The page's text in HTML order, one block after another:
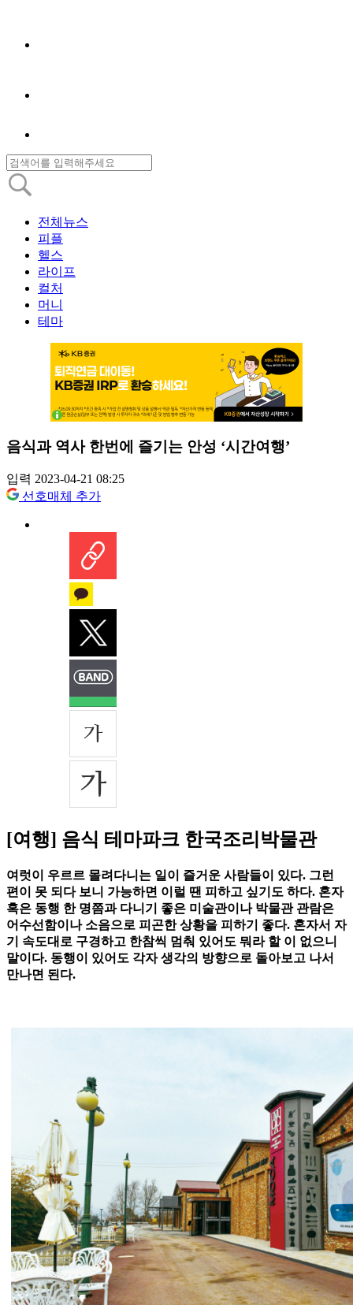
전체뉴스
피플
헬스
라이프
컬처
머니
테마
음식과 역사 한번에 즐기는 안성 ‘시간여행’
입력 2023-04-21 08:25
선호매체 추가
[여행] 음식 테마파크 한국조리박물관
여럿이 우르르 몰려다니는 일이 즐거운 사람들이 있다. 그런
편이 못 되다 보니 가능하면 이럴 땐 피하고 싶기도 하다. 혼자
혹은 동행 한 명쯤과 다니기 좋은 미술관이나 박물관 관람은
어수선함이나 소음으로 피곤한 상황을 피하기 좋다. 혼자서 자
기 속도대로 구경하고 한참씩 멈춰 있어도 뭐라 할 이 없으니
말이다. 동행이 있어도 각자 생각의 방향으로 돌아보고 나서
만나면 된다.